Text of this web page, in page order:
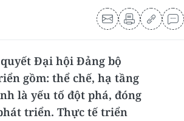
Đại hội Đảng bộ
gồm: thể chế, hạ tầng
là yếu tố đột phá, đóng
triển. Thực tế triển